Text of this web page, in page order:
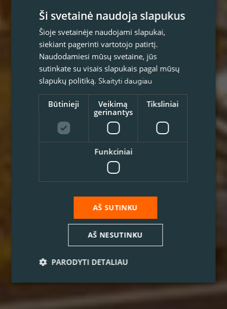
Ši svetainė naudoja slapukus
Šioje svetainėje naudojami slapukai,
siekiant pagerinti vartotojo patirtį.
Naudodamiesi mūsų svetaine, jūs
sutinkate su visais slapukais pagal mūsų
slapukų politiką. Skaityti daugiau
Būtinieji
Veikimą
gerinantys
Tiksliniai
Funkciniai
AŠ SUTINKU
AŠ NESUTINKU
PARODYTI DETALIAU